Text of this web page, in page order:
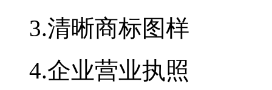
3.清晰商标图样
4.企业营业执照